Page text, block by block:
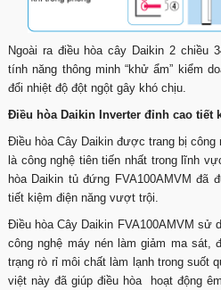
Ngoài ra điều hòa cây Daikin 2 chiều
tính năng thông minh “khử ẩm” kiểm
đổi nhiệt độ đột ngột gây khó chịu.
Điều hòa Daikin Inverter đỉnh cao tiết
Điều hòa Cây Daikin được trang bị
là công nghệ tiên tiến nhất trong lĩnh
hòa Daikin tủ đứng FVA100AMVM đã
tiết kiệm điện năng vượt trội.
Điều hòa Cây Daikin FVA100AMVM sử
công nghệ máy nén làm giảm ma sát,
trạng rò rỉ môi chất làm lạnh trong suốt
việt này đã giúp điều hòa hoạt động